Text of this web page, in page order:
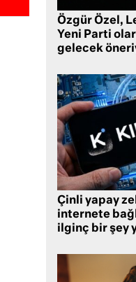
Özgür Özel,
Yeni Parti
gelecek
Çinli yapay
internete
ilginç bir şey